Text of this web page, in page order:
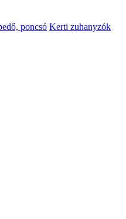
poncsó Kerti zuhanyzók